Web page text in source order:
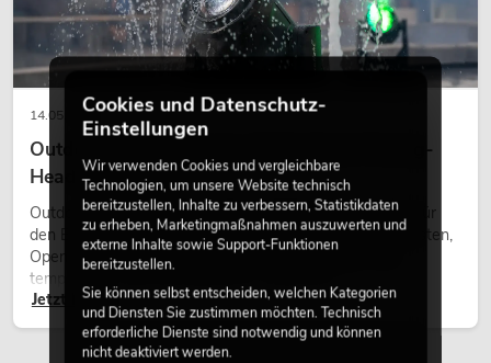
14.05.2026
Outdoor Moving-Heads: Wetterfeste Moving-
Heads bei Events
Outdoor Moving-Heads sind bewegliche Scheinwerfer für
den Einsatz im Freien. Sie werden bei Festivals, Stadtfesten,
Open-Air-Konzerten, Architekturinszenierungen und
temporären Außeninstallationen eingesetzt.
Jetzt lesen
Cookies und Datenschutz-
Einstellungen
Wir verwenden Cookies und vergleichbare
Technologien, um unsere Website technisch
bereitzustellen, Inhalte zu verbessern, Statistikdaten
zu erheben, Marketingmaßnahmen auszuwerten und
externe Inhalte sowie Support-Funktionen
bereitzustellen.
Sie können selbst entscheiden, welchen Kategorien
und Diensten Sie zustimmen möchten. Technisch
erforderliche Dienste sind notwendig und können
nicht deaktiviert werden.